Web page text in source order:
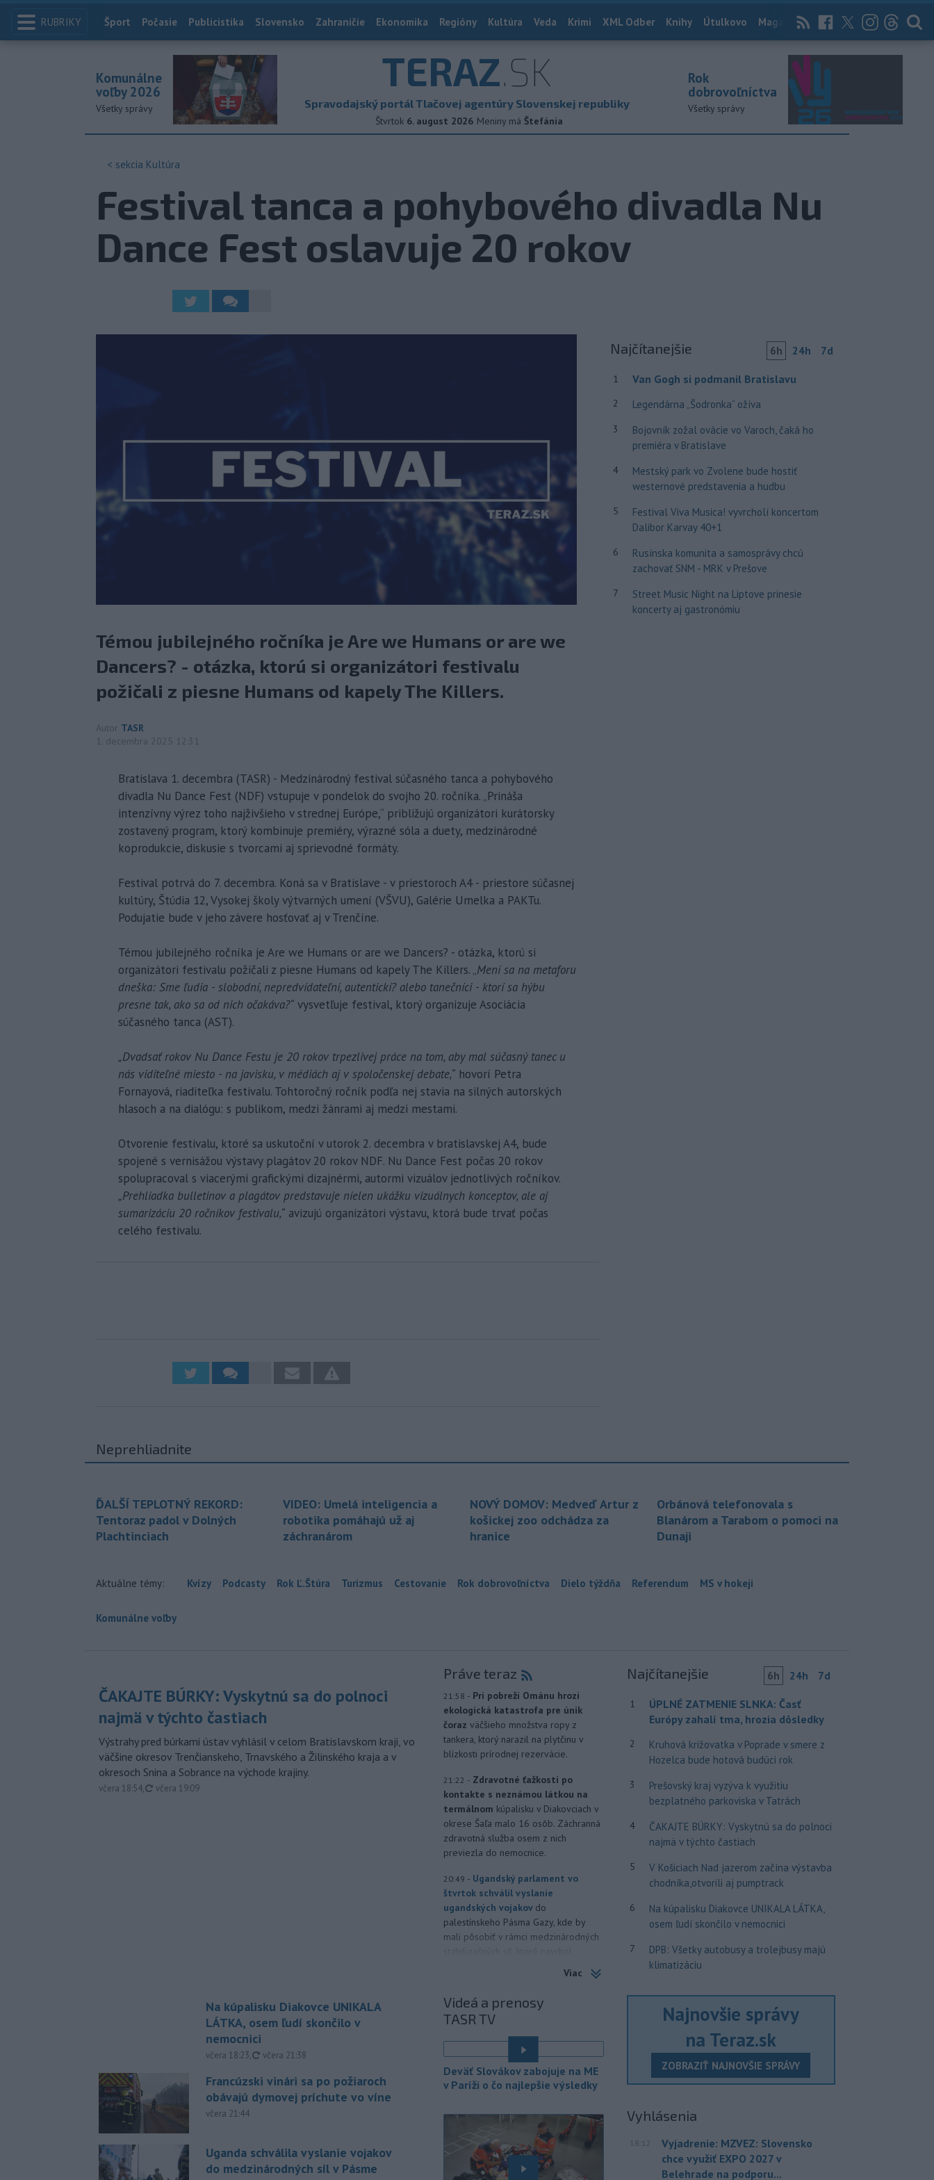
RUBRIKY Index
Šport Počasie Publicistika Slovensko Zahraničie Ekonomika Regióny Kultúra Veda Krimi XML Odber Knihy Útulkovo Magazín News Now Archív
TERAZ.SK
Spravodajský portál Tlačovej agentúry Slovenskej republiky
Štvrtok 6. august 2026 Meniny má Štefánia
Komunálne
voľby 2026
Všetky správy
Rok
dobrovoľníctva
Všetky správy
< sekcia Kultúra
Festival tanca a pohybového divadla Nu
Dance Fest oslavuje 20 rokov
Témou jubilejného ročníka je Are we Humans or are we
Dancers? - otázka, ktorú si organizátori festivalu
požičali z piesne Humans od kapely The Killers.
Autor TASR
1. decembra 2025 12:31
Bratislava 1. decembra (TASR) - Medzinárodný festival súčasného tanca a pohybového
divadla Nu Dance Fest (NDF) vstupuje v pondelok do svojho 20. ročníka. „Prináša
intenzívny výrez toho najživšieho v strednej Európe,“ približujú organizátori kurátorsky
zostavený program, ktorý kombinuje premiéry, výrazné sóla a duety, medzinárodné
koprodukcie, diskusie s tvorcami aj sprievodné formáty.
Festival potrvá do 7. decembra. Koná sa v Bratislave - v priestoroch A4 - priestore súčasnej
kultúry, Štúdia 12, Vysokej školy výtvarných umení (VŠVU), Galérie Umelka a PAKTu.
Podujatie bude v jeho závere hosťovať aj v Trenčíne.
Témou jubilejného ročníka je Are we Humans or are we Dancers? - otázka, ktorú si
organizátori festivalu požičali z piesne Humans od kapely The Killers. „Mení sa na metaforu
dneška: Sme ľudia - slobodní, nepredvídateľní, autentickí? alebo tanečníci - ktorí sa hýbu
presne tak, ako sa od nich očakáva?“ vysvetľuje festival, ktorý organizuje Asociácia
súčasného tanca (AST).
„Dvadsať rokov Nu Dance Festu je 20 rokov trpezlivej práce na tom, aby mal súčasný tanec u
nás viditeľné miesto - na javisku, v médiách aj v spoločenskej debate,“ hovorí Petra
Fornayová, riaditeľka festivalu. Tohtoročný ročník podľa nej stavia na silných autorských
hlasoch a na dialógu: s publikom, medzi žánrami aj medzi mestami.
Otvorenie festivalu, ktoré sa uskutoční v utorok 2. decembra v bratislavskej A4, bude
spojené s vernisážou výstavy plagátov 20 rokov NDF. Nu Dance Fest počas 20 rokov
spolupracoval s viacerými grafickými dizajnérmi, autormi vizuálov jednotlivých ročníkov.
„Prehliadka bulletinov a plagátov predstavuje nielen ukážku vizuálnych konceptov, ale aj
sumarizáciu 20 ročníkov festivalu,“ avizujú organizátori výstavu, ktorá bude trvať počas
celého festivalu.
Najčítanejšie 6h 24h 7d
1 Van Gogh si podmanil Bratislavu
2 Legendárna „Šodronka“ ožíva
3
Bojovník zožal ovácie vo Varoch, čaká ho
premiéra v Bratislave
4
Mestský park vo Zvolene bude hostiť
westernové predstavenia a hudbu
5
Festival Viva Musica! vyvrcholí koncertom
Dalibor Karvay 40+1
6
Rusínska komunita a samosprávy chcú
zachovať SNM - MRK v Prešove
7
Street Music Night na Liptove prinesie
koncerty aj gastronómiu
Neprehliadnite
ĎALŠÍ TEPLOTNÝ REKORD:
Tentoraz padol v Dolných
Plachtinciach
VIDEO: Umelá inteligencia a
robotika pomáhajú už aj
záchranárom
NOVÝ DOMOV: Medveď Artur z
košickej zoo odchádza za
hranice
Orbánová telefonovala s
Blanárom a Tarabom o pomoci na
Dunaji
Aktuálne témy: Kvízy Podcasty Rok Ľ.Štúra Turizmus Cestovanie Rok dobrovoľníctva Dielo týždňa Referendum MS v hokeji
Komunálne voľby
ČAKAJTE BÚRKY: Vyskytnú sa do polnoci
najmä v týchto častiach
Výstrahy pred búrkami ústav vyhlásil v celom Bratislavskom kraji, vo
väčšine okresov Trenčianskeho, Trnavského a Žilinského kraja a v
okresoch Snina a Sobrance na východe krajiny.
včera 18:54, aktualizované
včera 19:09
Na kúpalisku Diakovce UNIKALA
LÁTKA, osem ľudí skončilo v
nemocnici
včera 18:23, aktualizované
včera 21:38
Francúzski vinári sa po požiaroch
obávajú dymovej príchute vo víne
včera 21:44
Uganda schválila vyslanie vojakov
do medzinárodných síl v Pásme
Práve teraz
21:58 - Pri pobreží Ománu hrozí
ekologická katastrofa pre únik
čoraz väčšieho množstva ropy z
tankera, ktorý narazil na plytčinu v
blízkosti prírodnej rezervácie.
21:22 - Zdravotné ťažkosti po
kontakte s neznámou látkou na
termálnom kúpalisku v Diakovciach v
okrese Šaľa malo 16 osôb. Záchranná
zdravotná služba osem z nich
previezla do nemocnice.
20:49 - Ugandský parlament vo
štvrtok schválil vyslanie
ugandských vojakov do
palestínskeho Pásma Gazy, kde by
mali pôsobiť v rámci medzinárodných
(FA) stiahla svoju podporu
prezidentovi
futbalovej federácie (FIFA) Giannimu
Infantinovi, ktorý je pod paľbou kritiky
po jeho neúspešnom pláne.
18:54 - Vo štvrtok do polnoci treba
Slovenský hydrometeorologický ústav
(SHMÚ) vydal výstrahy prvého stupňa.
Platia aj v okresoch Snina a Sobrance.
Viac
Videá a prenosy
TASR TV
Deväť Slovákov zabojuje na ME
v Paríži o čo najlepšie výsledky
Najčítanejšie 6h 24h 7d
1
ÚPLNÉ ZATMENIE SLNKA: Časť
Európy zahalí tma, hrozia dôsledky
2
Kruhová križovatka v Poprade v smere z
Hozelca bude hotová budúci rok
3
Prešovský kraj vyzýva k využitiu
bezplatného parkoviska v Tatrách
4
ČAKAJTE BÚRKY: Vyskytnú sa do polnoci
najmä v týchto častiach
5
V Košiciach Nad jazerom začína výstavba
chodníka,otvorili aj pumptrack
6
Na kúpalisku Diakovce UNIKALA LÁTKA,
osem ľudí skončilo v nemocnici
7
DPB: Všetky autobusy a trolejbusy majú
klimatizáciu
Najnovšie správy
na Teraz.sk
ZOBRAZIŤ NAJNOVŠIE SPRÁVY
Vyhlásenia
18:12
Vyjadrenie: MZVEZ: Slovensko
chce využiť EXPO 2027 v
Belehrade na podporu...